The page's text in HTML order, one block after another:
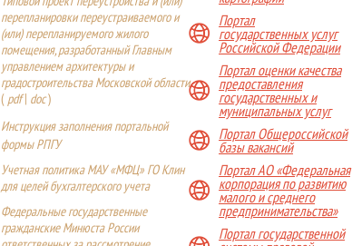
перепланировки переустраиваемого и
(или) перепланируемого жилого
помещения, разработанный Главным
управлением архитектуры и
градостроительства Московской области
(pdf| doc)
Инструкция заполнения портальной
формы РПГУ
Учетная политика МАУ «МФЦ» ГО Клин
для целей бухгалтерского учета
Федеральные государственные
гражданские Минюста России
Портал
государственных услуг
Российской Федерации
Портал оценки качества
предоставления
государственных и
муниципальных услуг
Портал Общероссийской
базы вакансий
Портал АО «Федеральная
корпорация по развитию
малого и среднего
предпринимательства»
Портал государственной